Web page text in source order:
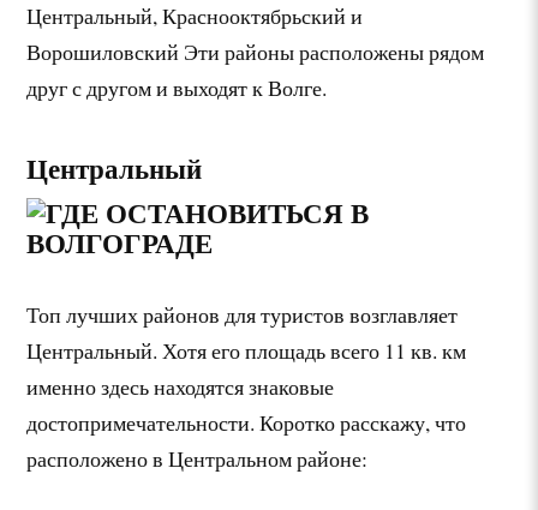
Центральный, Краснооктябрьский и
Ворошиловский Эти районы расположены рядом
друг с другом и выходят к Волге.
Центральный
Топ лучших районов для туристов возглавляет
Центральный. Хотя его площадь всего 11 кв. км
именно здесь находятся знаковые
достопримечательности. Коротко расскажу, что
расположено в Центральном районе: